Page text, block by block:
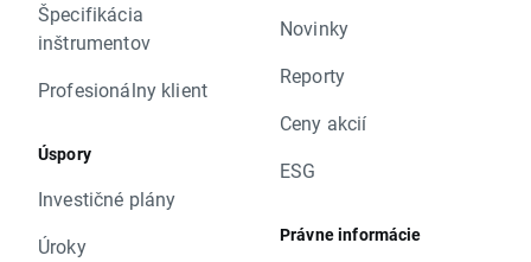
Špecifikácia
inštrumentov
Profesionálny klient
Úspory
Investičné plány
Úroky
Novinky
Reporty
Ceny akcií
ESG
Právne informácie